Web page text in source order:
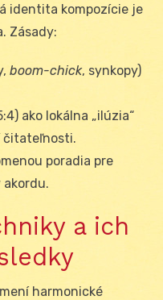
identita kompozície je
Zásady:
boom-chick, synkopy)
ako lokálna „ilúzia“
čitateľnosti.
poradia pre
akordu.
a ich
harmonické